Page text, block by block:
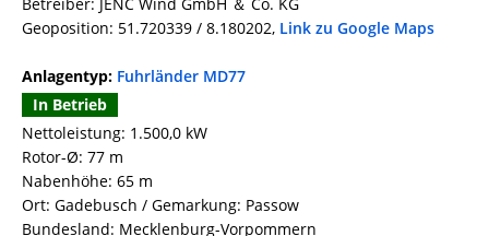
Betreiber: JENC Wind GmbH ＆ Co. KG
Geoposition: 51.720339 / 8.180202, Link zu Google Maps
Anlagentyp: Fuhrländer MD77
In Betrieb
Nettoleistung: 1.500,0 kW
Rotor-Ø: 77 m
Nabenhöhe: 65 m
Ort: Gadebusch / Gemarkung: Passow
Bundesland: Mecklenburg-Vorpommern